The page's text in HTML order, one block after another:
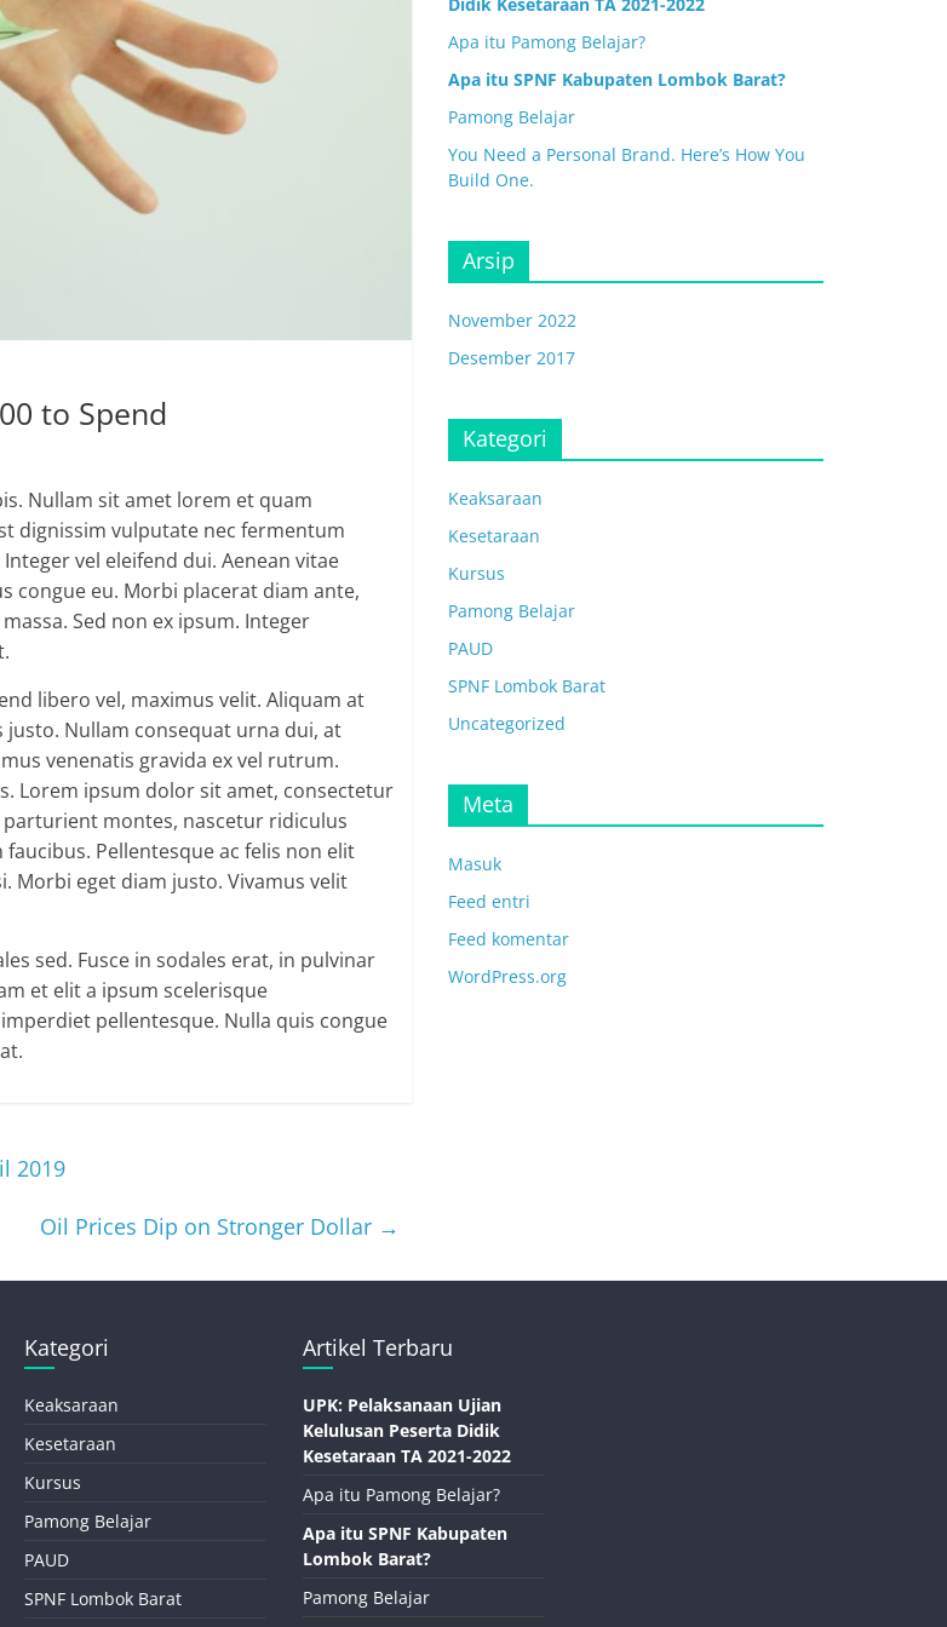
to Spend
Nullam sit amet lorem et quam
dignissim vulputate nec fermentum
vel eleifend dui. Aenean vitae
congue eu. Morbi placerat diam ante,
Sed non ex ipsum. Integer
libero vel, maximus velit. Aliquam at
Nullam consequat urna dui, at
venenatis gravida ex vel rutrum.
Lorem ipsum dolor sit amet, consectetur
montes, nascetur ridiculus
Pellentesque ac felis non elit
Morbi eget diam justo. Vivamus velit
sed. Fusce in sodales erat, in pulvinar
et elit a ipsum scelerisque
pellentesque. Nulla quis congue
2019
Oil Prices Dip on Stronger Dollar →
Apa itu Pamong Belajar?
Apa itu SPNF Kabupaten Lombok Barat?
Pamong Belajar
You Need a Personal Brand. Here’s How You
Build One.
Arsip
November 2022
Desember 2017
Kategori
Keaksaraan
Kesetaraan
Kursus
Pamong Belajar
PAUD
SPNF Lombok Barat
Uncategorized
Meta
Masuk
Feed entri
Feed komentar
WordPress.org
Kategori
Keaksaraan
Kesetaraan
Kursus
Pamong Belajar
PAUD
SPNF Lombok Barat
Artikel Terbaru
UPK: Pelaksanaan Ujian
Kelulusan Peserta Didik
Kesetaraan TA 2021-2022
Apa itu Pamong Belajar?
Apa itu SPNF Kabupaten
Lombok Barat?
Pamong Belajar